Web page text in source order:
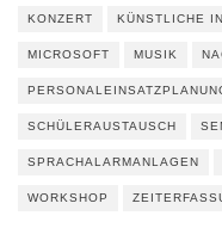
KONZERT KÜNSTLICHE
MICROSOFT MUSIK
SCHÜLERAUSTAUSCH
SPRACHALARMANLAGEN
WORKSHOP